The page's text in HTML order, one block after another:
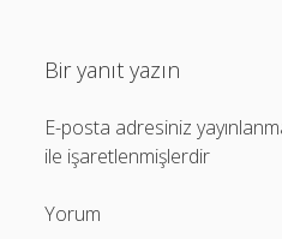
Bir yanıt yazın
E-posta adresiniz
ile işaretlenmişlerdir
Yorum